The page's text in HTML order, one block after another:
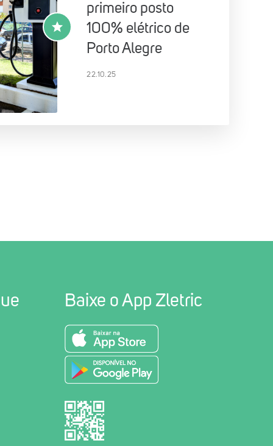
primeiro posto
100% elétrico de
Porto Alegre
22.10.25
Baixe o App Zletric